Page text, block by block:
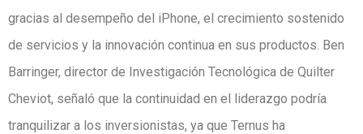
gracias al desempeño del iPhone, el crecimiento sostenido
de servicios y la innovación continua en sus productos. Ben
Barringer, director de Investigación Tecnológica de Quilter
Cheviot, señaló que la continuidad en el liderazgo podría
tranquilizar a los inversionistas, ya que Ternus ha